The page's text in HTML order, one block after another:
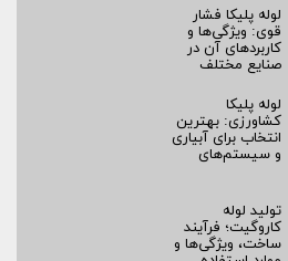
لوله پلیکا فشار
قوی: ویژگی‌ها و
کاربردهای آن در
صنایع مختلف
لوله پلیکا
کشاورزی: بهترین
انتخاب برای آبیاری
و سیستم‌های
تولید لوله
کاروگیت؛ فرآیند
ساخت، ویژگی‌ها و